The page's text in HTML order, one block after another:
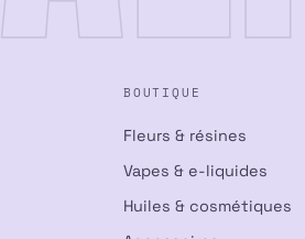
BOUTIQUE
Fleurs & résines
Vapes & e-liquides
Huiles & cosmétiques